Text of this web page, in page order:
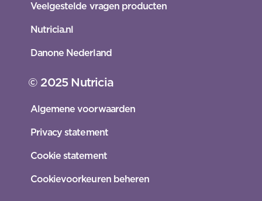
Veelgestelde vragen producten
Nutricia.nl
Danone Nederland
© 2025 Nutricia
Algemene voorwaarden
Privacy statement
Cookie statement
Cookievoorkeuren beheren